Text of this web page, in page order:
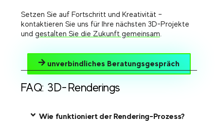
Setzen Sie auf Fortschritt und Kreativität –
kontaktieren Sie uns für Ihre nächsten 3D-Projekte
und gestalten Sie die Zukunft gemeinsam.
unverbindliches Beratungsgespräch
FAQ: 3D-Renderings
Wie funktioniert der Rendering-Prozess?